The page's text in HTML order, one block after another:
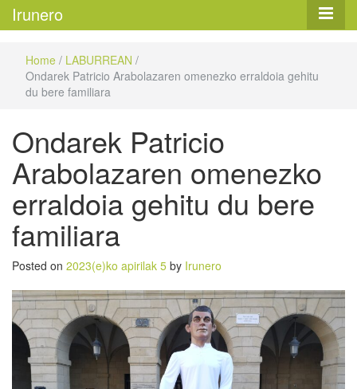
Irunero
Home / LABURREAN /
Ondarek Patricio Arabolazaren omenezko erraldoia gehitu
du bere familiara
Ondarek Patricio
Arabolazaren omenezko
erraldoia gehitu du bere
familiara
Posted on 2023(e)ko apirilak 5 by Irunero